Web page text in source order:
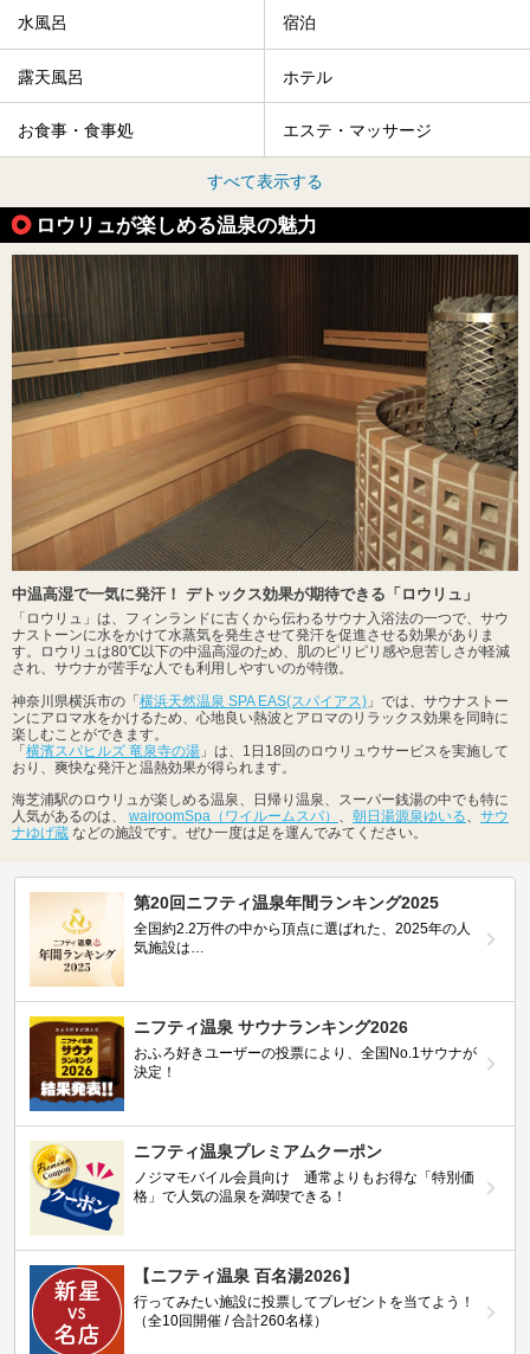
水風呂 宿泊
露天風呂 ホテル
お食事・食事処 エステ・マッサージ
すべて表示する
ロウリュが楽しめる温泉の魅力
中温高湿で一気に発汗！ デトックス効果が期待できる「ロウリュ」
「ロウリュ」は、フィンランドに古くから伝わるサウナ入浴法の一つで、サウ
ナストーンに水をかけて水蒸気を発生させて発汗を促進させる効果がありま
す。ロウリュは80℃以下の中温高湿のため、肌のピリピリ感や息苦しさが軽減
され、サウナが苦手な人でも利用しやすいのが特徴。
神奈川県横浜市の「 横浜天然温泉 SPA EAS(スパイアス) 」では、サウナストー
ンにアロマ水をかけるため、心地良い熱波とアロマのリラックス効果を同時に
楽しむことができます。
「 横濱スパヒルズ 竜泉寺の湯 」は、1日18回のロウリュウサービスを実施して
おり、爽快な発汗と温熱効果が得られます。
海芝浦駅のロウリュが楽しめる温泉、日帰り温泉、スーパー銭湯の中でも特に
人気があるのは、 wairoomSpa（ワイルームスパ） 、 朝日湯源泉ゆいる、 サウ
ナゆげ蔵 などの施設です。ぜひ一度は足を運んでみてください。
第20回ニフティ温泉年間ランキング2025
全国約2.2万件の中から頂点に選ばれた、2025年の人
気施設は…
ニフティ温泉 サウナランキング2026
おふろ好きユーザーの投票により、全国No.1サウナが
決定！
ニフティ温泉プレミアムクーポン
ノジマモバイル会員向け 通常よりもお得な「特別価
格」で人気の温泉を満喫できる！
【ニフティ温泉 百名湯2026】
行ってみたい施設に投票してプレゼントを当てよう！
（全10回開催 / 合計260名様）